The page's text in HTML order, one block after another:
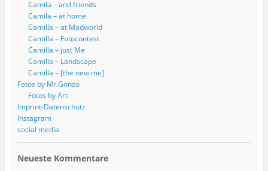
Camila – and friends
Camila – at home
Camilla – at Madworld
Camilla – Fotocontest
Camilla – just Me
Camilla – Landscape
Camilla – [the new me]
Fotos by Mr.Gonzo
Fotos by Art
Imprint-Datenschutz
Instagram
social media
Neueste Kommentare